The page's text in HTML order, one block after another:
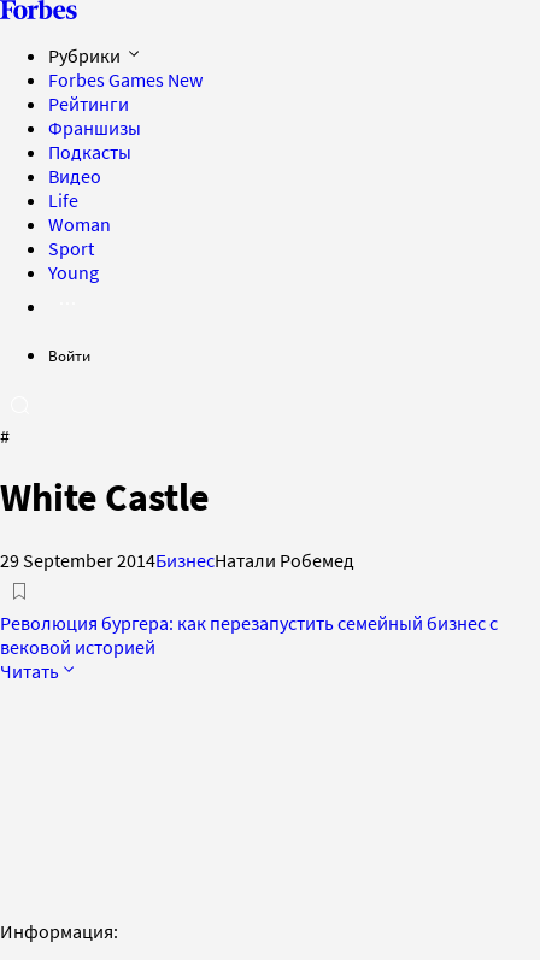
Рубрики
Forbes Games New
Рейтинги
Франшизы
Подкасты
Видео
Life
Woman
Sport
Young
Войти
#
White Castle
29 September 2014БизнесНатали Робемед
Революция бургера: как перезапустить семейный бизнес с
вековой историей
Читать
Информация: